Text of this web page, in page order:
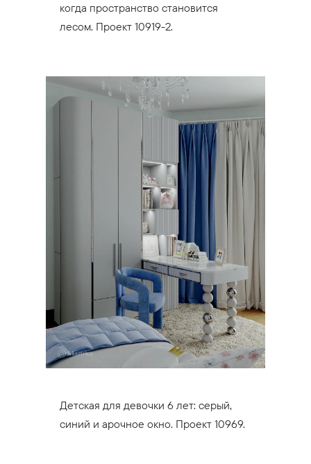
когда пространство становится
лесом. Проект 10919-2.
Детская для девочки 6 лет: серый,
синий и арочное окно. Проект 10969.